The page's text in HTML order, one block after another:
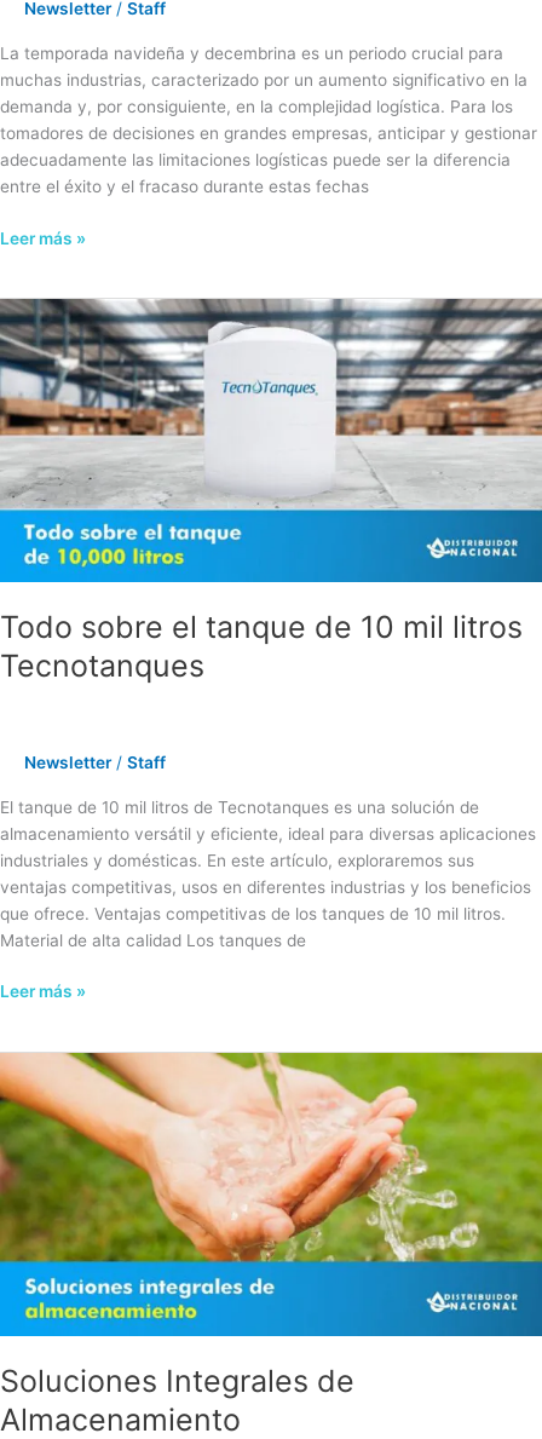
Newsletter/ Staff
La temporada navideña y decembrina es un periodo crucial para
muchas industrias, caracterizado por un aumento significativo en la
demanda y, por consiguiente, en la complejidad logística. Para los
tomadores de decisiones en grandes empresas, anticipar y gestionar
adecuadamente las limitaciones logísticas puede ser la diferencia
entre el éxito y el fracaso durante estas fechas
Leer más »
Todo sobre el tanque de 10 mil litros
Tecnotanques
Newsletter/ Staff
El tanque de 10 mil litros de Tecnotanques es una solución de
almacenamiento versátil y eficiente, ideal para diversas aplicaciones
industriales y domésticas. En este artículo, exploraremos sus
ventajas competitivas, usos en diferentes industrias y los beneficios
que ofrece. Ventajas competitivas de los tanques de 10 mil litros.
Material de alta calidad Los tanques de
Todo
sobre
el
tanque
de
mil
litros
Tecnotanques
Leer más »
Soluciones Integrales de
Almacenamiento
Soluciones
Integrales
de
Almacenamiento